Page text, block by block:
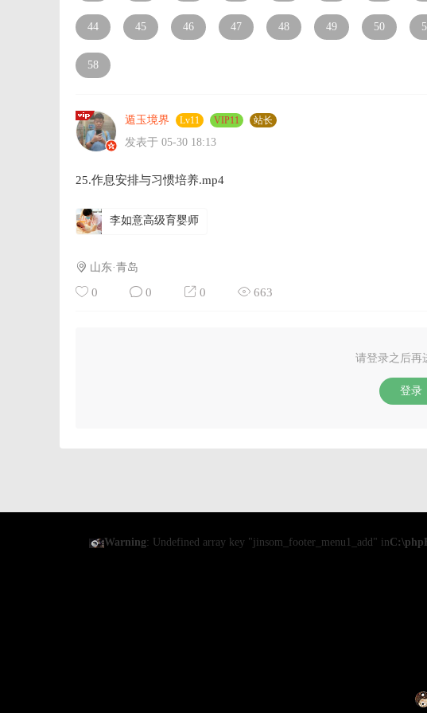
44 45 46 47 48 49 50
58
遁玉境界 Lv11 VIP11 站长
发表于 05-30 18:13
25.作息安排与习惯培养.mp4
李如意高级育婴师
山东·青岛
0 0 0 663
请登录之后再
登录
Warning: Undefined array key "jinsom_footer_menu1_add" in